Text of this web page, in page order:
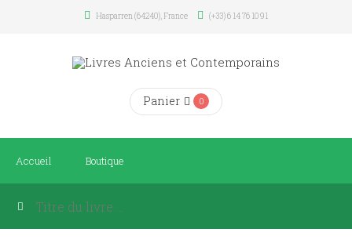
Hasparren (64240), France (+33) 6 14 76 10 91
Panier 0
Accueil Boutique